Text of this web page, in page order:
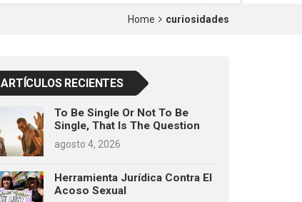
Home curiosidades
ARTÍCULOS RECIENTES
To Be Single Or Not To Be
Single, That Is The Question
agosto 4, 2026
Herramienta Jurídica Contra El
Acoso Sexual